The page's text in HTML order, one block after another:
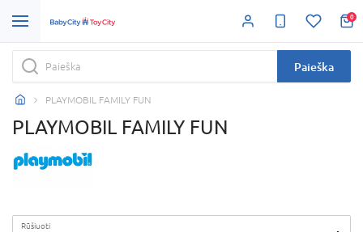
0
Paieška
PLAYMOBIL FAMILY FUN
PLAYMOBIL FAMILY FUN
Rūšiuoti